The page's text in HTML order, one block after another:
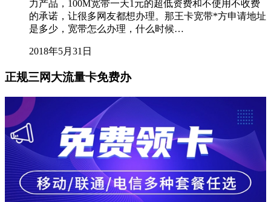
力产品，100M宽带一天1元的超低资费和不使用不收费
的承诺，让很多网友都想办理。那王卡宽带*方申请地址
是多少，宽带怎么办理，什么时候…
2018年5月31日
正规三网大流量卡免费办